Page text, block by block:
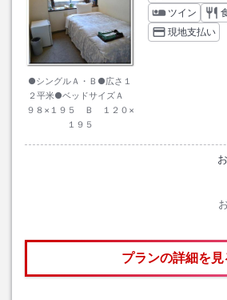
●シングルＡ・Ｂ●広さ１
２平米●ベッドサイズＡ
９８×１９５ Ｂ １２０×
１９５
ツイン
現地支払い
プランの詳細を見